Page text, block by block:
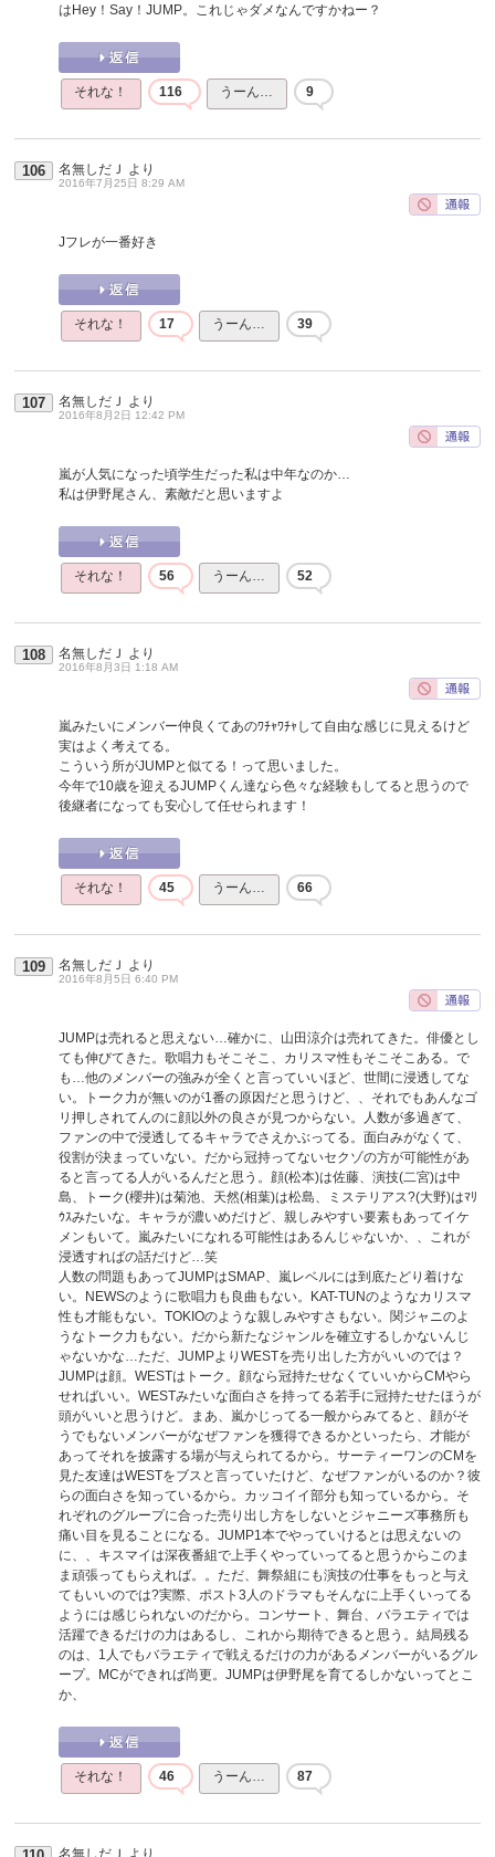
はHey！Say！JUMP。これじゃダメなんですかねー？
それな！ 116 うーん… 9
106 名無しだＪ より
2016年7月25日 8:29 AM
Jフレが一番好き
それな！ 17 うーん… 39
107 名無しだＪ より
2016年8月2日 12:42 PM
嵐が人気になった頃学生だった私は中年なのか…
私は伊野尾さん、素敵だと思いますよ
それな！ 56 うーん… 52
108 名無しだＪ より
2016年8月3日 1:18 AM
嵐みたいにメンバー仲良くてあのﾜﾁｬﾜﾁｬして自由な感じに見えるけど
実はよく考えてる。
こういう所がJUMPと似てる！って思いました。
今年で10歳を迎えるJUMPくん達なら色々な経験もしてると思うので
後継者になっても安心して任せられます！
それな！ 45 うーん… 66
109 名無しだＪ より
2016年8月5日 6:40 PM
JUMPは売れると思えない…確かに、山田涼介は売れてきた。俳優とし
ても伸びてきた。歌唱力もそこそこ、カリスマ性もそこそこある。で
も…他のメンバーの強みが全くと言っていいほど、世間に浸透してな
い。トーク力が無いのが1番の原因だと思うけど、、それでもあんなゴ
リ押しされてんのに顔以外の良さが見つからない。人数が多過ぎて、
ファンの中で浸透してるキャラでさえかぶってる。面白みがなくて、
役割が決まっていない。だから冠持ってないセクゾの方が可能性があ
ると言ってる人がいるんだと思う。顔(松本)は佐藤、演技(二宮)は中
島、トーク(櫻井)は菊池、天然(相葉)は松島、ミステリアス?(大野)はﾏﾘ
ｳｽみたいな。キャラが濃いめだけど、親しみやすい要素もあってイケ
メンもいて。嵐みたいになれる可能性はあるんじゃないか、、これが
浸透すればの話だけど…笑
人数の問題もあってJUMPはSMAP、嵐レベルには到底たどり着けな
い。NEWSのように歌唱力も良曲もない。KAT-TUNのようなカリスマ
性も才能もない。TOKIOのような親しみやすさもない。関ジャニのよ
うなトーク力もない。だから新たなジャンルを確立するしかないんじ
ゃないかな…ただ、JUMPよりWESTを売り出した方がいいのでは？
JUMPは顔。WESTはトーク。顔なら冠持たせなくていいからCMやら
せればいい。WESTみたいな面白さを持ってる若手に冠持たせたほうが
頭がいいと思うけど。まあ、嵐かじってる一般からみてると、顔がそ
うでもないメンバーがなぜファンを獲得できるかといったら、才能が
あってそれを披露する場が与えられてるから。サーティーワンのCMを
見た友達はWESTをブスと言っていたけど、なぜファンがいるのか？彼
らの面白さを知っているから。カッコイイ部分も知っているから。そ
れぞれのグループに合った売り出し方をしないとジャニーズ事務所も
痛い目を見ることになる。JUMP1本でやっていけるとは思えないの
に、、キスマイは深夜番組で上手くやっていってると思うからこのま
ま頑張ってもらえれば。。ただ、舞祭組にも演技の仕事をもっと与え
てもいいのでは?実際、ポスト3人のドラマもそんなに上手くいってる
ようには感じられないのだから。コンサート、舞台、バラエティでは
活躍できるだけの力はあるし、これから期待できると思う。結局残る
のは、1人でもバラエティで戦えるだけの力があるメンバーがいるグル
ープ。MCができれば尚更。JUMPは伊野尾を育てるしかないってとこ
か、
それな！ 46 うーん… 87
名無しだＪ より